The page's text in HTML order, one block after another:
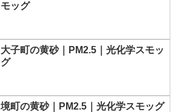
モッグ
大子町の黄砂｜PM2.5｜光化学スモッ
グ
境町の黄砂｜PM2.5｜光化学スモッグ